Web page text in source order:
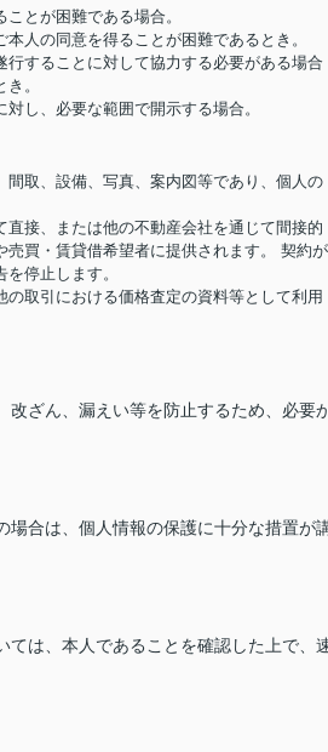
とが困難である場合。
人の同意を得ることが困難であるとき。
することに対して協力する必要がある場合
。
し、必要な範囲で開示する場合。
取、設備、写真、案内図等であり、個人の
接、または他の不動産会社を通じて間接的
売買・賃貸借希望者に提供されます。 契約が
停止します。
取引における価格査定の資料等として利用
改ざん、漏えい等を防止するため、必要
場合は、個人情報の保護に十分な措置が
ては、本人であることを確認した上で、